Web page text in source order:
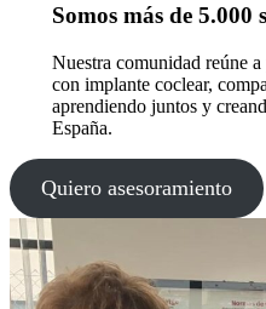
Somos más de 5.000
Nuestra comunidad reúne a
con implante coclear,
aprendiendo juntos y
España.
Quiero asesoramiento